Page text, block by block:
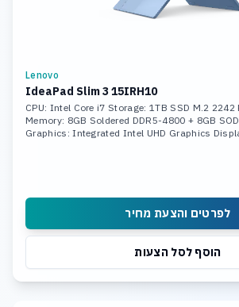
Lenovo
IdeaPad Slim 3 15IRH10
CPU: Intel Core i7 Storage: 1TB SSD M.2 2242
Memory: 8GB Soldered DDR5-4800 + 8GB
Graphics: Integrated Intel UHD Graphics
לפרטים והצעת מחיר
הוסף לסל הצעות